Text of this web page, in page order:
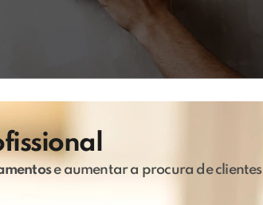
e aumentar a procura de clientes